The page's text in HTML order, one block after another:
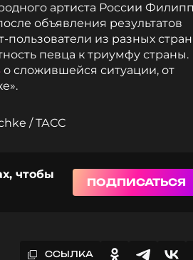
артиста России
объявления результатов
из разных стран
певца к триумфу страны.
о сложившейся ситуации, от
/ ТАСС
чтобы
ПОДПИСАТЬСЯ
ССЫЛКА